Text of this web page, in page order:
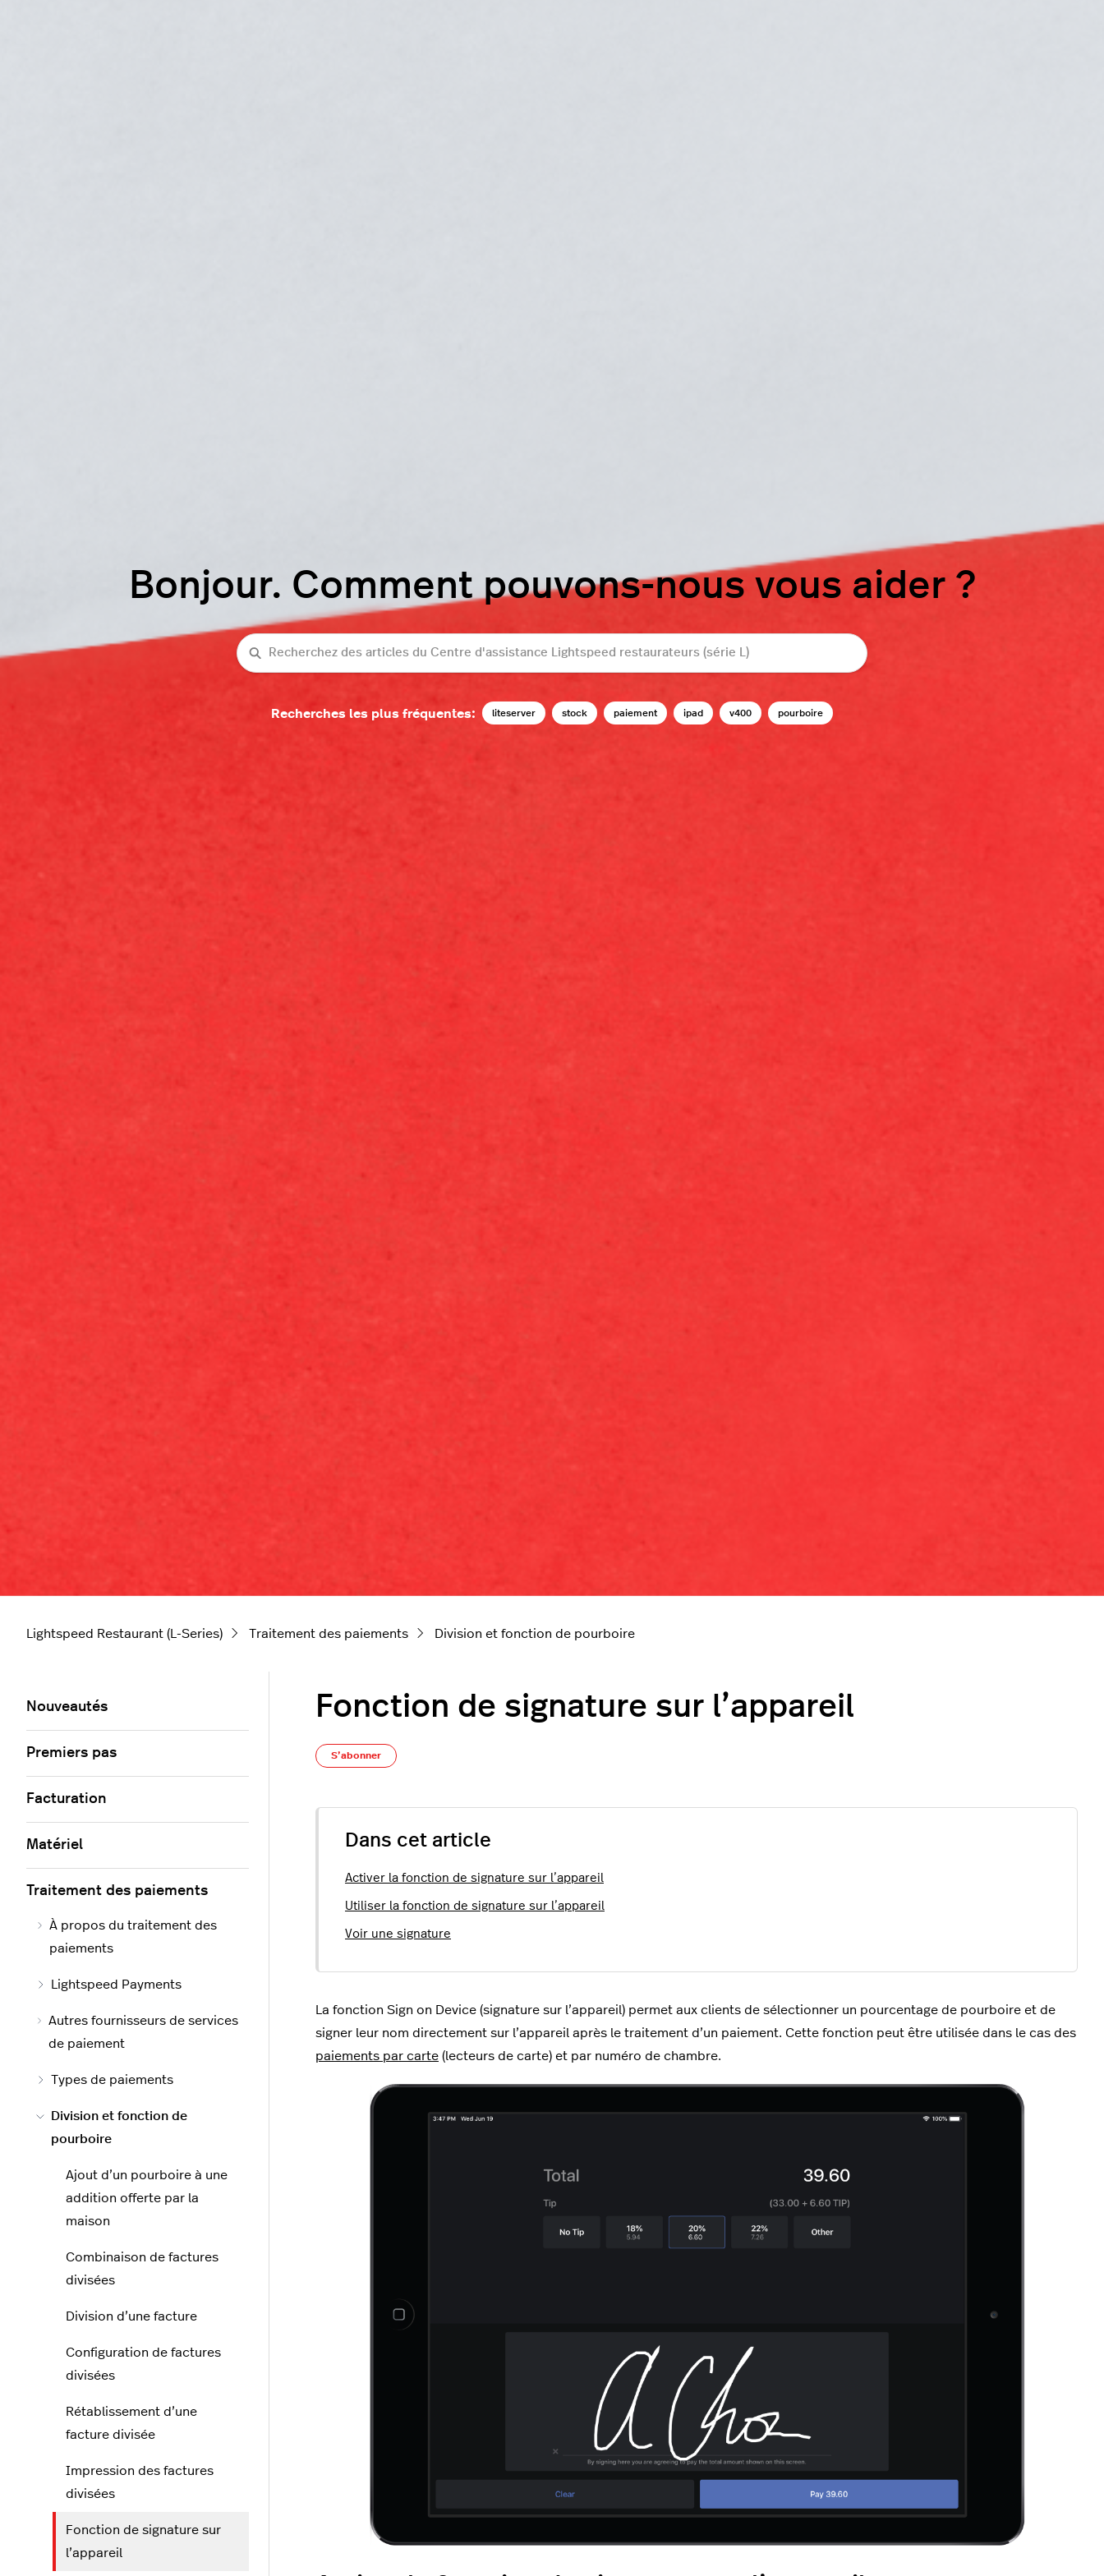
Bonjour. Comment pouvons-nous vous aider ?
Recherche
Recherches les plus fréquentes: liteserver stock paiement ipad v400 pourboire
Lightspeed Restaurant (L-Series) Traitement des paiements Division et fonction de pourboire
Fonction de signature sur l’appareil
S’abonner
Dans cet article
Activer la fonction de signature sur l’appareil
Utiliser la fonction de signature sur l’appareil
Voir une signature
La fonction Sign on Device (signature sur l’appareil) permet aux clients de sélectionner un pourcentage de pourboire et de
signer leur nom directement sur l’appareil après le traitement d’un paiement. Cette fonction peut être utilisée dans le cas des
paiements par carte (lecteurs de carte) et par numéro de chambre.
Nouveautés
Premiers pas
Facturation
Matériel
Traitement des paiements
À propos du traitement des
paiements
Lightspeed Payments
Autres fournisseurs de services
de paiement
Types de paiements
Division et fonction de
pourboire
Ajout d’un pourboire à une
addition offerte par la
maison
Combinaison de factures
divisées
Division d’une facture
Configuration de factures
divisées
Rétablissement d’une
facture divisée
Impression des factures
divisées
Fonction de signature sur
l’appareil